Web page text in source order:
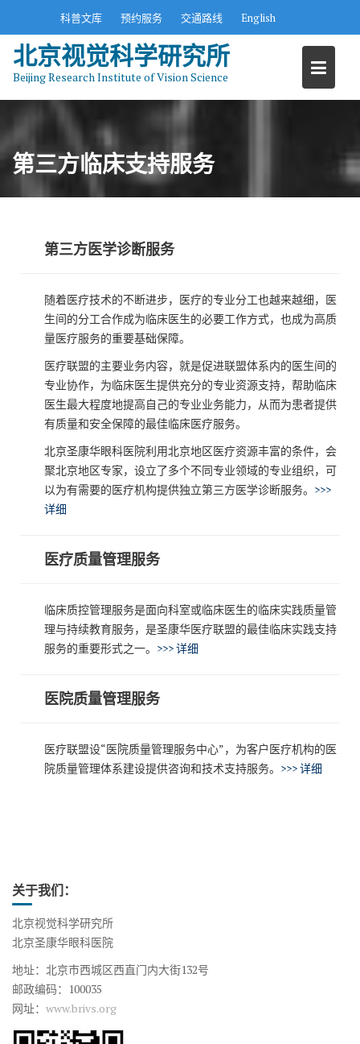
n
e
科普文库 预约服务 交通路线 English
北京视觉科学研究所
Beijing Research Institute of Vision Science
第三方临床支持服务
第三方医学诊断服务
随着医疗技术的不断进步，医疗的专业分工也越来越细，医
生间的分工合作成为临床医生的必要工作方式，也成为高质
量医疗服务的重要基础保障。
医疗联盟的主要业务内容，就是促进联盟体系内的医生间的
专业协作，为临床医生提供充分的专业资源支持，帮助临床
医生最大程度地提高自己的专业业务能力，从而为患者提供
有质量和安全保障的最佳临床医疗服务。
北京圣康华眼科医院利用北京地区医疗资源丰富的条件，会
聚北京地区专家，设立了多个不同专业领域的专业组织，可
以为有需要的医疗机构提供独立第三方医学诊断服务。 >>>
详细
医疗质量管理服务
临床质控管理服务是面向科室或临床医生的临床实践质量管
理与持续教育服务，是圣康华医疗联盟的最佳临床实践支持
服务的重要形式之一。 >>> 详细
医院质量管理服务
医疗联盟设“医院质量管理服务中心”，为客户医疗机构的医
院质量管理体系建设提供咨询和技术支持服务。 >>> 详细
关于我们：
北京视觉科学研究所
北京圣康华眼科医院
地址：北京市西城区西直门内大街132号
邮政编码：100035
网址： www.brivs.org